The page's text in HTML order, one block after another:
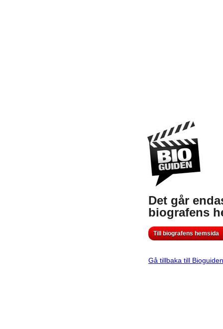
Det går
biografens
Till biografens hemsida
Gå tillbaka till Bioguiden